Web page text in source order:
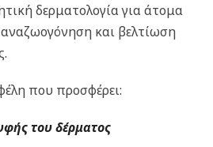
δερματολογία για άτομα
και βελτίωση
που προσφέρει:
του δέρματος